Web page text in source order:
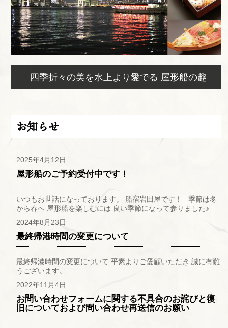
— 四季折々の美を水上より愛でる 屋形船の趣 —
お知らせ
2025年4月12日
屋形船のご予約受付中です！
いつもお世話になっております。 船宿岩田屋です！ 季節は冬
から春へ 屋形船を楽しむには 良い季節になって参りました♪
2024年8月23日
最終帰港時間の変更について
最終帰港時間の変更について 平素よりご愛顧いただき 誠に有難
うございます。
2022年11月4日
お問い合わせフォームに関する不具合のお詫びと復
旧についておよび問い合わせ再送信のお願い